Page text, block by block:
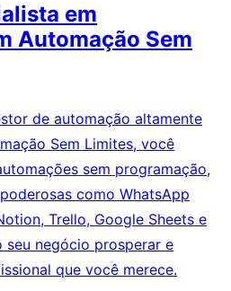
em
Automação Sem
de automação altamente
Sem Limites, você
sem programação,
como WhatsApp
Trello, Google Sheets e
seu negócio prosperar e
que você merece.